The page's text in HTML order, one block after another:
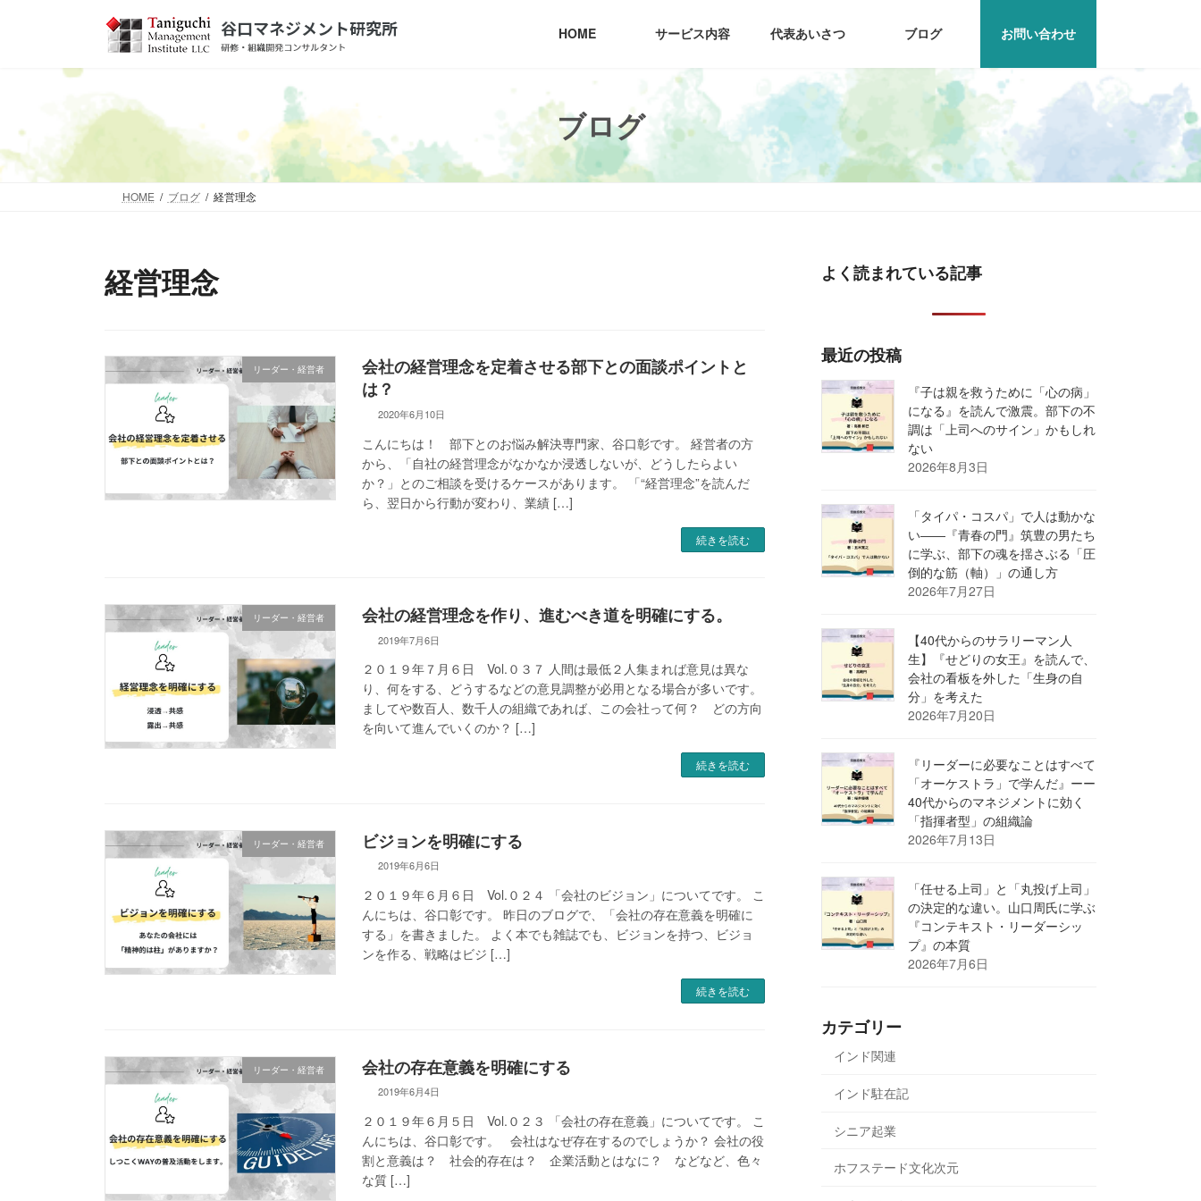
キ
に
HOME サービス内容 代表あいさつ ブログ お問い合わせ
ブログ
HOME ブログ 経営理念
経営理念
リーダー・経営者
会社の経営理念を定着させる部下との面談ポイントと
は？
2020年6月10日
こんにちは！ 部下とのお悩み解決専門家、谷口彰です。 経営者の方
から、「自社の経営理念がなかなか浸透しないが、どうしたらよい
か？」とのご相談を受けるケースがあります。 「“経営理念”を読んだ
ら、翌日から行動が変わり、業績 […]
続きを読む
リーダー・経営者 会社の経営理念を作り、進むべき道を明確にする。
2019年7月6日
２０１９年７月６日 Vol.０３７ 人間は最低２人集まれば意見は異な
り、何をする、どうするなどの意見調整が必用となる場合が多いです。
ましてや数百人、数千人の組織であれば、この会社って何？ どの方向
を向いて進んでいくのか？ […]
続きを読む
リーダー・経営者 ビジョンを明確にする
2019年6月6日
２０１９年６月６日 Vol.０２４ 「会社のビジョン」についてです。 こ
んにちは、谷口彰です。 昨日のブログで、「会社の存在意義を明確に
する」を書きました。 よく本でも雑誌でも、ビジョンを持つ、ビジョ
ンを作る、戦略はビジ […]
続きを読む
リーダー・経営者 会社の存在意義を明確にする
2019年6月4日
２０１９年６月５日 Vol.０２３ 「会社の存在意義」についてです。 こ
んにちは、谷口彰です。 会社はなぜ存在するのでしょうか？ 会社の役
割と意義は？ 社会的存在は？ 企業活動とはなに？ などなど、色々
な質 […]
よく読まれている記事
最近の投稿
『子は親を救うために「心の病」
になる』を読んで激震。部下の不
調は「上司へのサイン」かもしれ
ない
2026年8月3日
「タイパ・コスパ」で人は動かな
い――『青春の門』筑豊の男たち
に学ぶ、部下の魂を揺さぶる「圧
倒的な筋（軸）」の通し方
2026年7月27日
【40代からのサラリーマン人
生】『せどりの女王』を読んで、
会社の看板を外した「生身の自
分」を考えた
2026年7月20日
『リーダーに必要なことはすべて
「オーケストラ」で学んだ』ーー
40代からのマネジメントに効く
「指揮者型」の組織論
2026年7月13日
「任せる上司」と「丸投げ上司」
の決定的な違い。山口周氏に学ぶ
『コンテキスト・リーダーシッ
プ』の本質
2026年7月6日
カテゴリー
インド関連
インド駐在記
シニア起業
ホフステード文化次元